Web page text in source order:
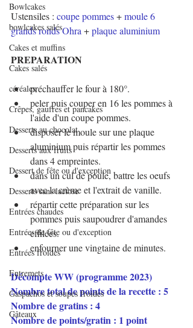
Bowlcakes
bowlcakes salés
Cakes et muffins
Cakes salés
céréales
Crêpes, gaufres et pancakes
Desserts au chocolat
Desserts aux fruits
Dessert de fête ou d'exception
Desserts sans lactose
Entrées chaudes
Entrées de fête ou d'exception
Entrées froides
Entremets
Gaspachos et soupes froides
Gâteaux
Ustensiles : coupe pommes + moule 6
grands ronds Ohra + plaque aluminium
PREPARATION
préchauffer le four à 180°.
peler puis couper en 16 les pommes à
l'aide d'un coupe pommes.
disposer le moule sur une plaque
aluminium puis répartir les pommes
dans 4 empreintes.
dans un cul de poule, battre les oeufs
avec la crème et l'extrait de vanille.
répartir cette préparation sur les
pommes puis saupoudrer d'amandes
effilées.
enfourner une vingtaine de minutes.
Décompte WW (programme 2023)
Nombre total de points de la recette : 5
Nombre de gratins : 4
Nombre de points/gratin : 1 point